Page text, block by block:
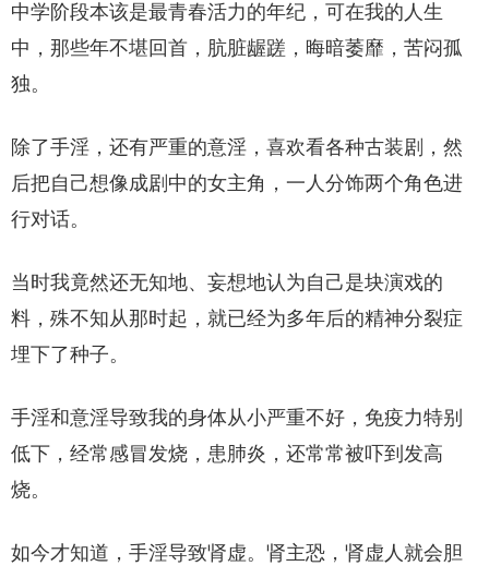
中学阶段本该是最青春活力的年纪，可在我的人生
中，那些年不堪回首，肮脏龌蹉，晦暗萎靡，苦闷孤
独。
除了手淫，还有严重的意淫，喜欢看各种古装剧，然
后把自己想像成剧中的女主角，一人分饰两个角色进
行对话。
当时我竟然还无知地、妄想地认为自己是块演戏的
料，殊不知从那时起，就已经为多年后的精神分裂症
埋下了种子。
手淫和意淫导致我的身体从小严重不好，免疫力特别
低下，经常感冒发烧，患肺炎，还常常被吓到发高
烧。
如今才知道，手淫导致肾虚。肾主恐，肾虚人就会胆